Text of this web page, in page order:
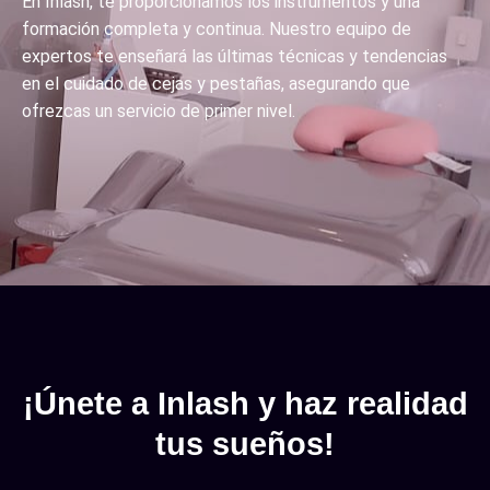
formación completa y continua. Nuestro equipo de
expertos te enseñará las últimas técnicas y tendencias
en el cuidado de cejas y pestañas, asegurando que
ofrezcas un servicio de primer nivel.
¡Únete a Inlash y haz realidad
tus sueños!